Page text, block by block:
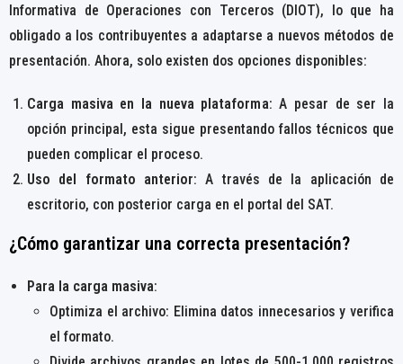
Informativa de Operaciones con Terceros (DIOT), lo que ha
obligado a los contribuyentes a adaptarse a nuevos métodos de
presentación. Ahora, solo existen dos opciones disponibles:
Carga masiva en la nueva plataforma: A pesar de ser la
opción principal, esta sigue presentando fallos técnicos que
pueden complicar el proceso.
Uso del formato anterior: A través de la aplicación de
escritorio, con posterior carga en el portal del SAT.
¿Cómo garantizar una correcta presentación?
Para la carga masiva:
Optimiza el archivo: Elimina datos innecesarios y verifica
el formato.